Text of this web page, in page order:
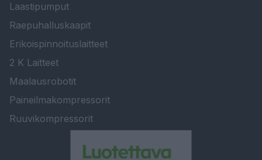
Laastipumput
Raepuhalluskaapit
Erikoispinnoituslaitteet
2 K Laitteet
Maalausrobotit
Paineilmakompressorit
Ruuvikompressorit